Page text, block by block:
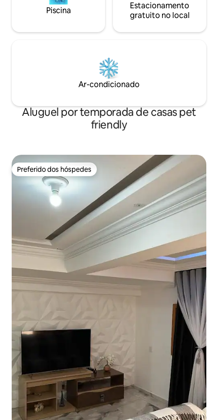
Piscina
Estacionamento
gratuito no local
Ar-condicionado
Aluguel por temporada de casas pet
friendly
Preferido dos hóspedes
Preferido dos hóspedes